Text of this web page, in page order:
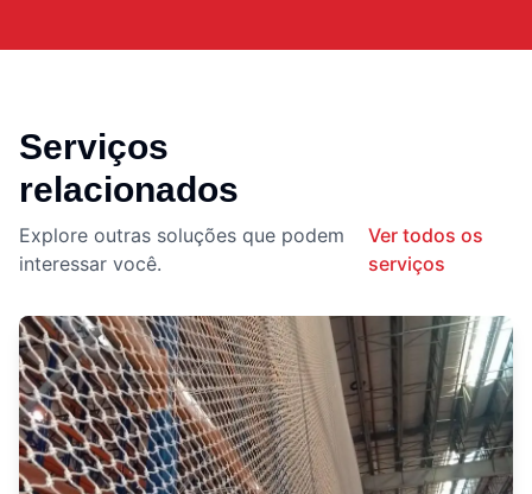
Serviços
relacionados
Explore outras soluções que podem
interessar você.
Ver todos os
serviços